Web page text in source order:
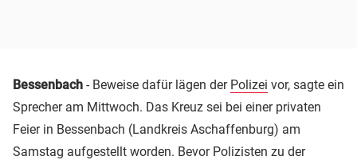
Bessenbach - Beweise dafür lägen der Polizei vor, sagte ein
Sprecher am Mittwoch. Das Kreuz sei bei einer privaten
Feier in Bessenbach (Landkreis Aschaffenburg) am
Samstag aufgestellt worden. Bevor Polizisten zu der